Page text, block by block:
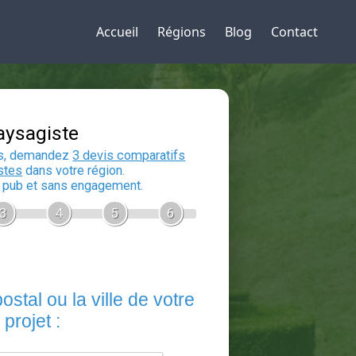
Accueil Régions Blog Contact
Devis Paysagiste
En 5 minutes, demandez
auxpaysagistesdans votre région.
Gratuit, sans pub et sans engagement.